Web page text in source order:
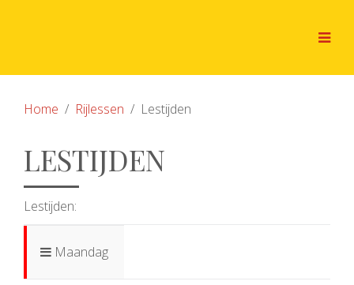
Home Rijlessen Lestijden
LESTIJDEN
Lestijden:
Maandag